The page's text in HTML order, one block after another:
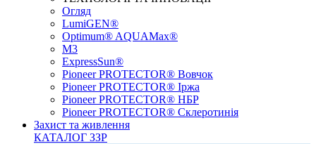
Огляд
LumiGEN®
Optimum® AQUAMax®
М3
ExpressSun®
Pioneer PROTECTOR® Вовчок
Pioneer PROTECTOR® Іржа
Pioneer PROTECTOR® НБР
Pioneer PROTECTOR® Склеротинія
Захист та живлення
КАТАЛОГ ЗЗР